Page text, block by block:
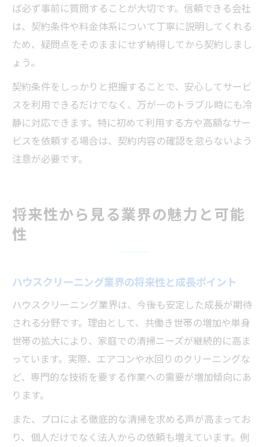
ば必ず事前に質問することが大切です。信頼できる会社
は、契約条件や料金体系について丁寧に説明してくれる
ため、疑問点をそのままにせず納得してから契約しまし
ょう。
契約条件をしっかりと把握することで、安心してサービ
スを利用できるだけでなく、万が一のトラブル時にも冷
静に対応できます。特に初めて利用する方や高額なサー
ビスを依頼する場合は、契約内容の確認を怠らないよう
注意が必要です。
将来性から見る業界の魅力と可能
性
ハウスクリーニング業界の将来性と成長ポイント
ハウスクリーニング業界は、今後も安定した成長が期待
される分野です。理由として、共働き世帯の増加や単身
世帯の拡大により、家庭での清掃ニーズが継続的に高ま
っています。実際、エアコンや水回りのクリーニングな
ど、専門的な技術を要する作業への需要が増加傾向にあ
ります。
また、プロによる徹底的な清掃を求める声が高まってお
り、個人だけでなく法人からの依頼も増えています。例